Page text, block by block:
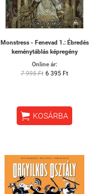
Monstress - Fenevad 1.: Ébredés
keménytáblás képregény
Online ár:
7 995 Ft 6 395 Ft
 KOSÁRBA